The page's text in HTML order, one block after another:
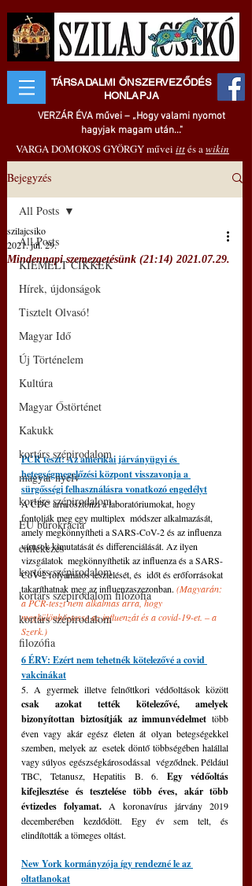
TÁRSADALMI ÖNSZERVEZŐDÉS
HONLAPJA
VERZÁR ÉVA művei – „Hogy valami nyomot
hagyjak magam után..."
VARGA DOMOKOS GYÖRGY művei ittés awikin
Bejegyzés
All Posts
KIEMELT CIKKEK
Hírek, újdonságok
Tisztelt Olvasó!
Magyar Idő
Új Történelem
Kultúra
Magyar Őstörténet
Kakukk
kortárs szépirodalom
magyar nyelv
kortárs szépirodalom
EU bürokrácia
emlékezés
kortárs szépirodalom
kortárs szépirodalom filozófia
kortárs szépirodalom
filozófia
All Posts
Mindennapi szemezgetésünk (21:14) 2021.07.29.
szilajcsiko
2021. júl. 29.
PCR teszt: Az amerikai járványügyi és
betegségmegelőzési központ visszavonja a
sürgősségi felhasználásra vonatkozó engedélyt
A CDC arra ösztönzi a laboratóriumokat, hogy
fontolják meg egy multiplex  módszer alkalmazását,
amely megkönnyítheti a SARS-CoV-2 és az influenza
vírusok kimutatását és differenciálását. Az ilyen
vizsgálatok  megkönnyíthetik az influenza és a SARS-
CoV-2 folyamatos tesztelését, és  időt és erőforrásokat
takaríthatnak meg az influenzaszezonban. (Magyarán:
a PCR-teszt nem alkalmas arra, hogy
megkülönböztesse az influenzát és a covid-19-et. – a
Szerk.)
6 ÉRV: Ezért nem tehetnék kötelezővé a covid
vakcinákat
csak azokat tették kötelezővé, amelyek
bizonyítottan biztosítják az immunvédelmet több
éven vagy akár egész életen át olyan betegségekkel
szemben, melyek az  esetek döntő többségében halállal
vagy súlyos egészségkárosodással  végződnek. Például
TBC, Tetanusz, Hepatitis B. 6. Egy védőoltás
kifejlesztése és tesztelése több éves, akár több
évtizedes folyamat. A koronavírus járvány 2019
decemberében kezdődött. Egy év sem telt, és
elindították a tömeges oltást.
New York kormányzója így rendezné le az
oltatlanokat